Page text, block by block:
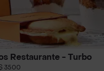
Restaurante - Turbo
3500